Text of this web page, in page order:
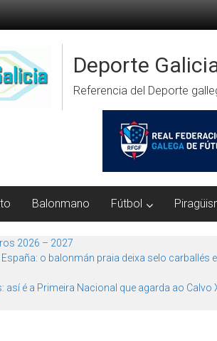
Deporte
Referencia del Deporte
Balonmano Fútbol
2026 – 2027
o balonmán praia deixa selo carballés
é a Primeira Nacional que agarda ao Calvo